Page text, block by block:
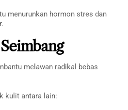
menurunkan hormon stres dan
melawan radikal bebas
kulit antara lain: